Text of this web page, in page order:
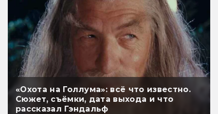
«Охота на Голлума»: всё что известно.
Сюжет, съёмки, дата выхода и что
рассказал Гэндальф